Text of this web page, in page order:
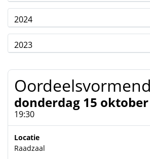
2024
2023
donderdag 15 oktober
19:30
Locatie
Raadzaal